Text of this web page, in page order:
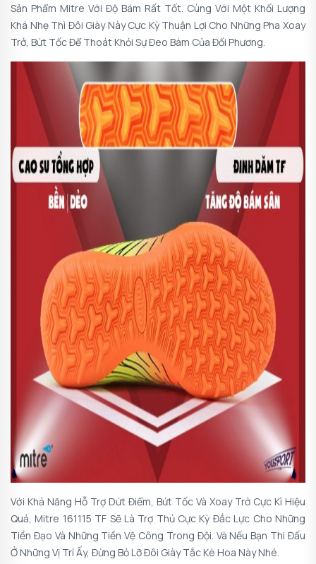
Sản Phẩm Mitre Với Độ Bám Rất Tốt. Cùng Với Một Khối Lượng
Khá Nhẹ Thì Đôi Giày Này Cực Kỳ Thuận Lợi Cho Những Pha Xoay
Trở, Bứt Tốc Để Thoát Khỏi Sự Đeo Bám Của Đối Phương.
Với Khả Năng Hỗ Trợ Dứt Điểm, Bứt Tốc Và Xoay Trở Cực Kì Hiệu
Quả, Mitre 161115 TF Sẽ Là Trợ Thủ Cực Kỳ Đắc Lực Cho Những
Tiền Đạo Và Những Tiền Vệ Công Trong Đội. Và Nếu Bạn Thi Đấu
Ở Những Vị Trí Ấy, Đừng Bỏ Lỡ Đôi Giày Tắc Kè Hoa Này Nhé.